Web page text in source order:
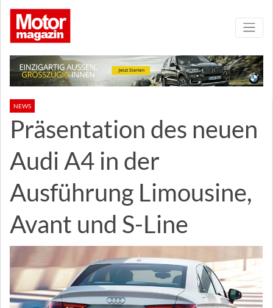
NEWS
Präsentation des neuen
Audi A4 in der
Ausführung Limousine,
Avant und S-Line